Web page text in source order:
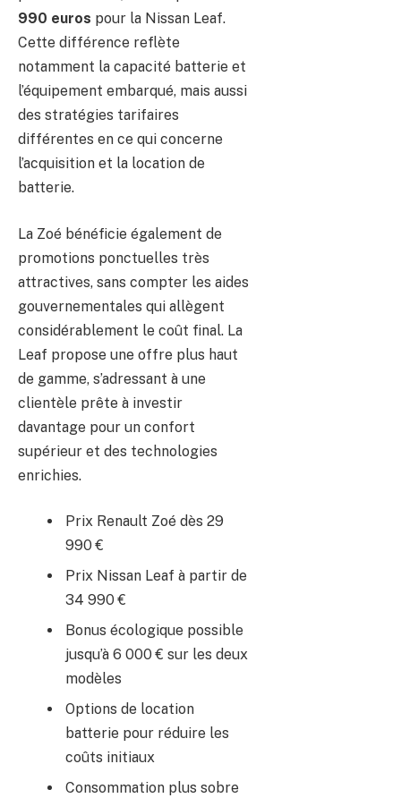
990 euros pour la Nissan Leaf.
Cette différence reflète
notamment la capacité batterie et
l’équipement embarqué, mais aussi
des stratégies tarifaires
différentes en ce qui concerne
l’acquisition et la location de
batterie.
La Zoé bénéficie également de
promotions ponctuelles très
attractives, sans compter les aides
gouvernementales qui allègent
considérablement le coût final. La
Leaf propose une offre plus haut
de gamme, s’adressant à une
clientèle prête à investir
davantage pour un confort
supérieur et des technologies
enrichies.
Prix Renault Zoé dès 29
990 €
Prix Nissan Leaf à partir de
34 990 €
Bonus écologique possible
jusqu’à 6 000 € sur les deux
modèles
Options de location
batterie pour réduire les
coûts initiaux
Consommation plus sobre